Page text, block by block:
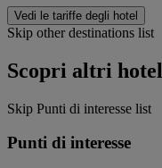
Vedi le tariffe degli hotel
Skip other destinations list
Scopri altri hotel
Skip Punti di interesse list
Punti di interesse